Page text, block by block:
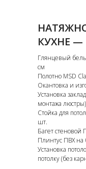
КУХНЕ —
Глянцевый
см
Полотно MSD
Окантовка и
Установка
монтажа
Стойка для
шт.
Багет стеновой
Плинтус ПВХ на
Установка
потолку (без